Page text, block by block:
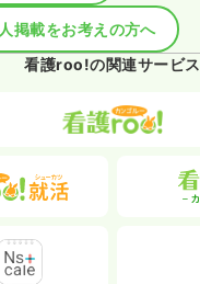
掲載をお考えの方へ
看護roo!の関連サービス